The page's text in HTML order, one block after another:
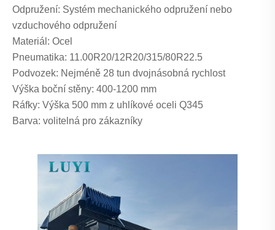
Odpružení: Systém mechanického odpružení nebo
vzduchového odpružení
Materiál: Ocel
Pneumatika: 11.00R20/12R20/315/80R22.5
Podvozek: Nejméně 28 tun dvojnásobná rychlost
Výška boční stěny: 400-1200 mm
Ráfky: Výška 500 mm z uhlíkové oceli Q345
Barva: volitelná pro zákazníky